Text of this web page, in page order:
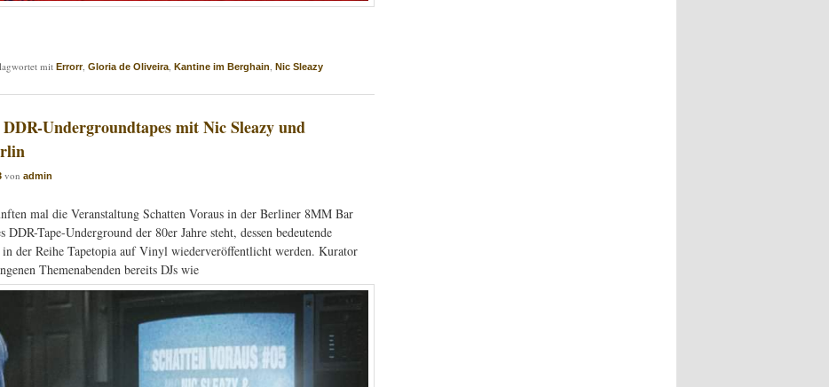
mit Errorr, Gloria de Oliveira Kantine im Berghain Nic Sleazy
Undergroundtapes mit Nic Sleazy und
von admin
mal die Veranstaltung Schatten Voraus in der Berliner 8MM Bar
Tape-Underground der 80er Jahre steht, dessen bedeutende
in der Reihe Tapetopia auf Vinyl wiederveröffentlicht werden. Kurator
Themenabenden bereits DJs wie